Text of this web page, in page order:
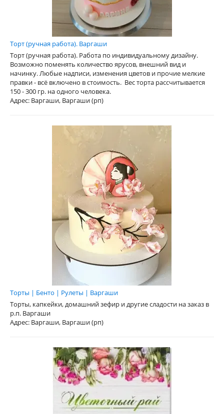
Торт (ручная работа). Варгаши
Торт (ручная работа). Работа по индивидуальному дизайну.
Возможно поменять количество ярусов, внешний вид и
начинку. Любые надписи, изменения цветов и прочие мелкие
правки - всё включено в стоимость. Вес торта рассчитывается
150 - 300 гр. на одного человека.
Адрес: Варгаши, Варгаши (рп)
Торты | Бенто | Рулеты | Варгаши
Торты, капкейки, домашний зефир и другие сладости на заказ в
р.п. Варгаши
Адрес: Варгаши, Варгаши (рп)